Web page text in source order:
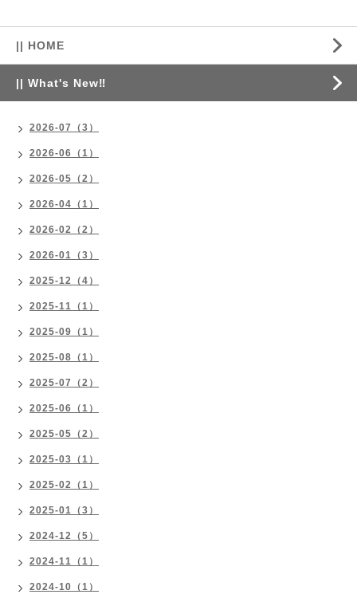
|| HOME
|| What's New‼
2026-07（3）
2026-06（1）
2026-05（2）
2026-04（1）
2026-02（2）
2026-01（3）
2025-12（4）
2025-11（1）
2025-09（1）
2025-08（1）
2025-07（2）
2025-06（1）
2025-05（2）
2025-03（1）
2025-02（1）
2025-01（3）
2024-12（5）
2024-11（1）
2024-10（1）